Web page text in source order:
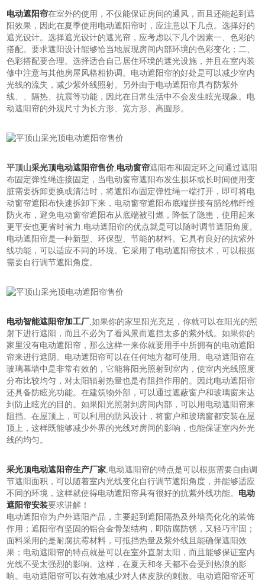
电动遮阳帘在室外的使用，不仅能保证房间的通风，而且还能起到遮
阳效果，因此在夏季使用电动遮阳帘时，应注意以下几点。选择好的
遮光设计。选择遮光设计的遮光帘，应考虑以下几个因素一、色彩的
搭配。要求遮阳设计能够恰当地展现房间内部环境的色彩变化；二、
色彩搭配要合理。选择适合自己居住环境的遮光设施，并且在室内装
修中注意与其他房屋风格相协调。电动遮阳帘的好处是可以减少室内
光线的流失，减少紫外线照射。另外由于电动遮阳帘具有防紫外
线、、隔热、抗震等功能，因此在日常生活中不会发生眩光现象。电
动遮阳帘的外观尺寸为长方形、宽方形、高圆形。
平顶山采光顶电动遮阳帘售价,电动窗帘遮阳布和固定环之间通过遮阳
布固定弹性绳连接固定，当电动窗帘遮阳布发生损坏或长时间使用变
脏需要拆卸更换或清洁时，将遮阳布固定弹性绳一端打开，即可将电
动窗帘遮阳布快速拆卸下来，电动窗帘遮阳布底端拼接有腈纶棉纤维
防火布，避免电动窗帘遮阳布从底端被引燃，降低了隐患，使用起来
更平安也更省时省力.电动遮阳帘的优点就是可以随时调节遮阳角度。
电动遮阳帘是一种新型、环保型、节能的材料。它具有良好的抗紫外
线功能，可以适应不同的环境。它采用了电动遮阳帘技术，可以根据
需要自行调节遮阳角度。
电动智能遮阳帘加工厂,如果你的家里阳光充足，你就可以在阳光的照
射下进行遮阳，而且不必为了看风景而遮挡太多的紫外线。如果你的
家里没有电动遮阳帘，那么这样一来你就要用手中所拥有的电动遮阳
帘来进行遮阴。电动遮阳帘可以在任何地方都可使用。电动遮阳帘在
玻璃幕墙中是非常有效的，它能将阳光照射到室内，使室内光线照度
分布比较均匀，对太阳辐射热量也是有阻挡作用的。因此电动遮阳帘
还具备防眩光功能。在建筑物外部，可以通过遮蔽窗户和玻璃窗来达
到防止眩光的目的。如果阳光照射到房间内部，可以用电动遮阳帘来
阻挡。在屋顶上，可以利用的防风设计，将窗户和玻璃窗都安装在屋
顶上，这样既能够减少外界的光线对房间的影响，也能保证室内外光
线的均匀。
采光顶电动遮阳帘生产厂家,电动遮阳帘的特点是可以根据需要自由调
节遮阳面积，可以随着室内光线变化自行调节遮阳角度，并能够适应
不同的环境，这样就使得电动遮阳帘具有很好的抗紫外线功能。 电动
遮阳帘安装要求讲解！
电动遮阳帘为户外遮阳产品，主要起到遮阳隔热及外墙亮化化的装饰
作用；遮阳帘有坚固的铝合金骨架结构，即防腐防锈，又轻巧牢固；
面料采用的是耐腐抗霉材料，可抵挡热量及紫外线且能确保遮阳效
果；电动遮阳帘的特点就是可以在室外直射太阳，而且能够保证室内
光线不受太强烈的影响。这样，在夏天和冬天都不会受到热浪的影
响。电动遮阳帘可以有效地减少对人体皮肤的刺激。电动遮阳帘还可